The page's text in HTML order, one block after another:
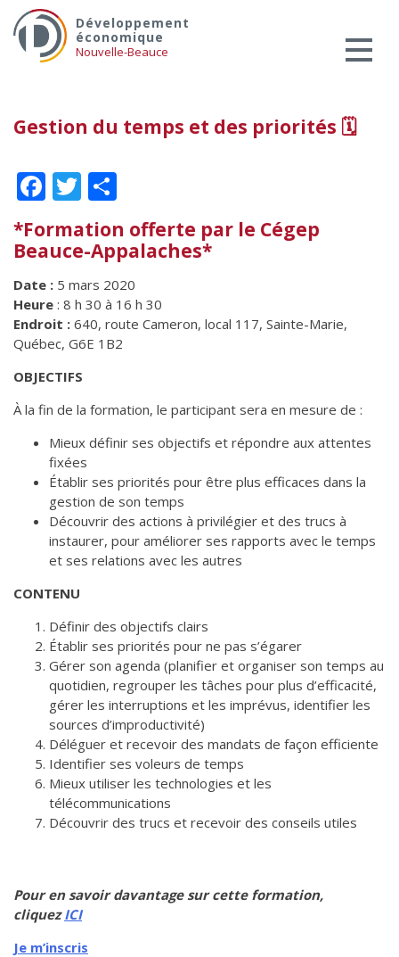
Services aux entreprises
Pro Bono
Services-conseils – relève
ACCOMPAGNEMENT RH
de solidarité
Futurpreneur
Beauce
Événements et formations
Documentation
content
Développement
économique
Nouvelle-Beauce
Gestion du temps et des priorités 🗓
Facebook
Twitter
*Formation offerte par le Cégep
Beauce-Appalaches*
Date : 5 mars 2020
Heure : 8 h 30 à 16 h 30
Endroit : 640, route Cameron, local 117, Sainte-Marie,
Québec, G6E 1B2
OBJECTIFS
À la fin de la formation, le participant sera en mesure de :
Mieux définir ses objectifs et répondre aux attentes
fixées
Établir ses priorités pour être plus efficaces dans la
gestion de son temps
Découvrir des actions à privilégier et des trucs à
instaurer, pour améliorer ses rapports avec le temps
et ses relations avec les autres
CONTENU
Définir des objectifs clairs
Établir ses priorités pour ne pas s’égarer
Gérer son agenda (planifier et organiser son temps au
quotidien, regrouper les tâches pour plus d’efficacité,
gérer les interruptions et les imprévus, identifier les
sources d’improductivité)
Déléguer et recevoir des mandats de façon efficiente
Identifier ses voleurs de temps
Mieux utiliser les technologies et les
télécommunications
Découvrir des trucs et recevoir des conseils utiles
Pour en savoir davantage sur cette formation,
cliquezICI
Je m’inscris